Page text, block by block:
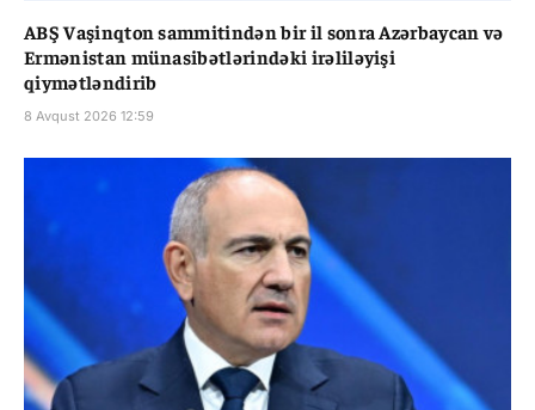
ABŞ Vaşinqton sammitindən bir il sonra Azərbaycan və
Ermənistan münasibətlərindəki irəliləyişi
qiymətləndirib
8 Avqust 2026 12:59